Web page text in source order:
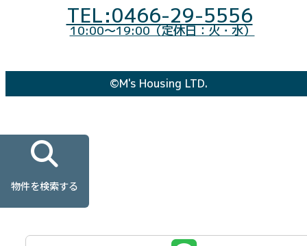
TEL:0466-29-5556
10:00～19:00（定休日：火・水）
©M's Housing LTD.
物件を検索する